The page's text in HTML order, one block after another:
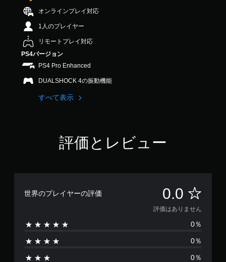
オンラインプレイ対応
1人のプレイヤー
リモートプレイ対応
PS4バージョン
PS4 Pro Enhanced
DUALSHOCK 4の振動機能
すべて表示
評価とレビュー
世界のプレイヤーの評価 0.0 評
価
は
あ
評価はありません
0％
0％
0％